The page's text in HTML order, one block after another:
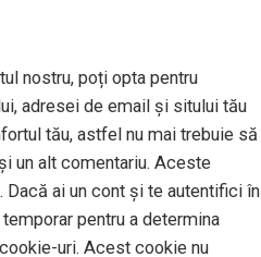
nostru, poți opta pentru
adresei de email și sitului tău
tău, astfel nu mai trebuie să
un alt comentariu. Aceste
Dacă ai un cont și te autentifici în
pentru a determina
uri. Acest cookie nu